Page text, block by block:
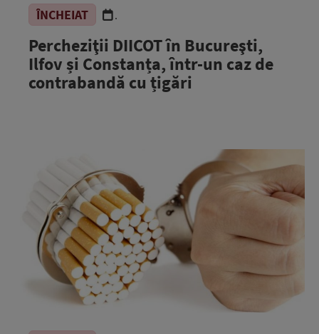
ÎNCHEIAT .
Percheziţii DIICOT în Bucureşti,
Ilfov și Constanța, într-un caz de
contrabandă cu țigări